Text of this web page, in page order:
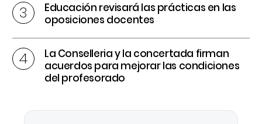
Educación revisará las prácticas en las
oposiciones docentes
La Conselleria y la concertada firman
acuerdos para mejorar las condiciones
del profesorado